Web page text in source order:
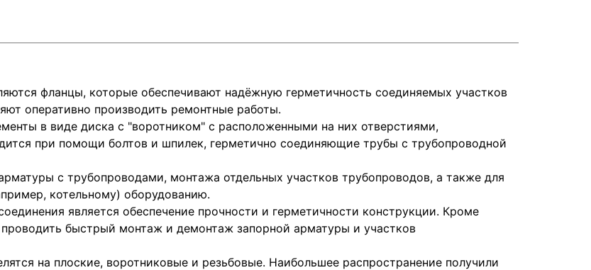
фланцы, которые обеспечивают надёжную герметичность соединяемых участков
оперативно производить ремонтные работы.
в виде диска с "воротником" с расположенными на них отверстиями,
при помощи болтов и шпилек, герметично соединяющие трубы с трубопроводной
с трубопроводами, монтажа отдельных участков трубопроводов, а также для
котельному) оборудованию.
является обеспечение прочности и герметичности конструкции. Кроме
быстрый монтаж и демонтаж запорной арматуры и участков
на плоские, воротниковые и резьбовые. Наибольшее распространение получили